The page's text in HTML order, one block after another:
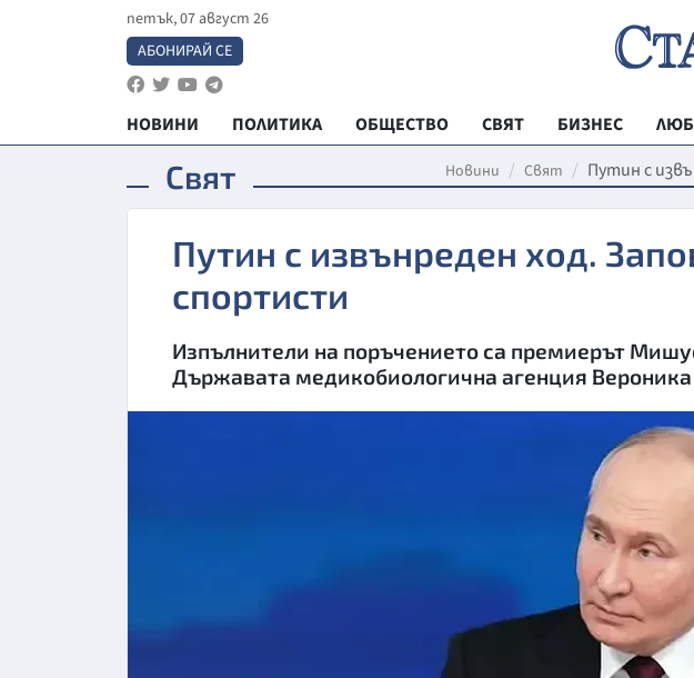
петък, 07 август 26
АБОНИРАЙ СЕ
НОВИНИ ПОЛИТИКА ОБЩЕСТВО СВЯТ БИЗНЕС
Свят Новини Свят Путин с
Путин с извънреден ход.
спортисти
Изпълнители на поръчението са премиерът
Държавата медикобиологична агенция